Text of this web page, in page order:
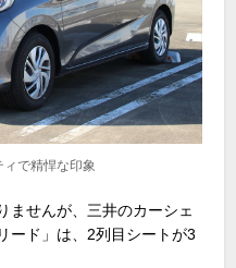
で精悍な印象
ませんが、三井のカーシェ
ード」は、 2列目シートが3